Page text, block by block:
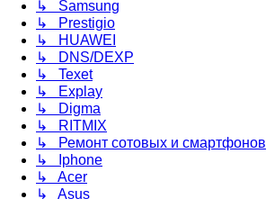
↳ Samsung
↳ Prestigio
↳ HUAWEI
↳ DNS/DEXP
↳ Texet
↳ Explay
↳ Digma
↳ RITMIX
↳ Ремонт сотовых и смартфонов
↳ Iphone
↳ Acer
↳ Asus